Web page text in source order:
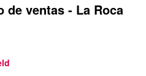
de ventas - La Roca